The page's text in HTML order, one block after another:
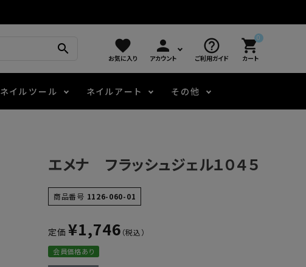
search favorite
お気に入り
person
アカウント
help_outline
ご利用ガイド
0
shopping_cart
カート
エメナコラボジェル
ネイルツール ネイルアート その他
エメナ フラッシュジェル１０４５
商品番号 1126-060-01
定価 ¥1,746
会員価格あり